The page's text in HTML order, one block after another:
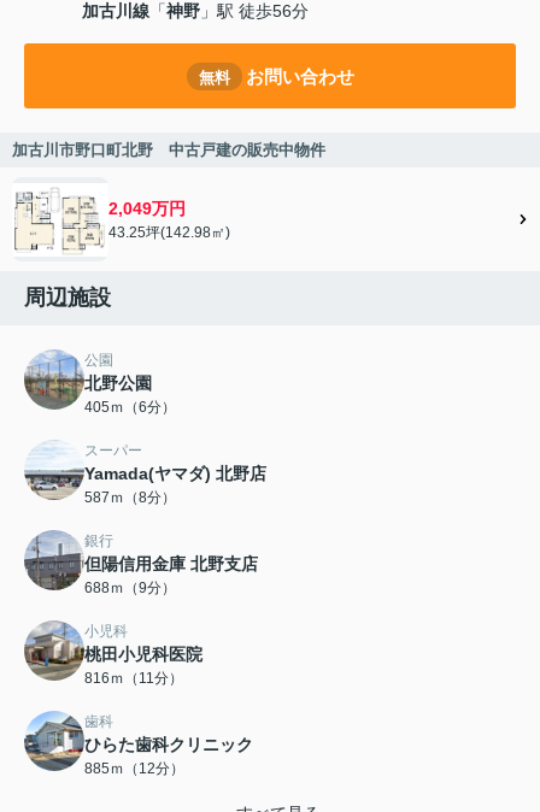
加古川線 「神野 」駅 徒歩56分
無料 お問い合わせ
加古川市野口町北野 中古戸建の販売中物件
2,049万円
43.25坪(142.98㎡)
周辺施設
公園
北野公園
405ｍ（6分）
スーパー
Yamada(ヤマダ) 北野店
587ｍ（8分）
銀行
但陽信用金庫 北野支店
688ｍ（9分）
小児科
桃田小児科医院
816ｍ（11分）
歯科
ひらた歯科クリニック
885ｍ（12分）